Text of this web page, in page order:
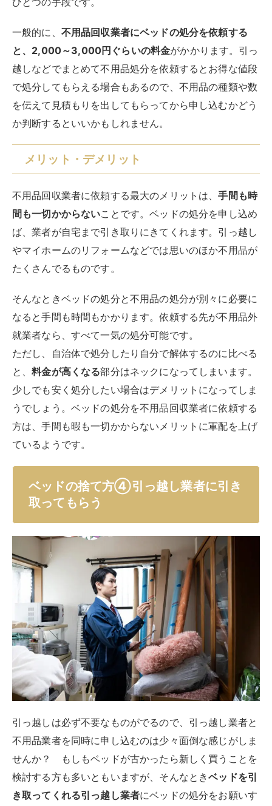
一般的に、 不用品回収業者にベッドの処分を依頼する
と、2,000～3,000円ぐらいの料金がかかります。引っ
越しなどでまとめて不用品処分を依頼するとお得な値段
で処分してもらえる場合もあるので、不用品の種類や数
を伝えて見積もりを出してもらってから申し込むかどう
か判断するといいかもしれません。
メリット・デメリット
不用品回収業者に依頼する最大のメリットは、手間も時
間も一切かからないことです。ベッドの処分を申し込め
ば、業者が自宅まで引き取りにきてくれます。引っ越し
やマイホームのリフォームなどでは思いのほか不用品が
たくさんでるものです。
そんなときベッドの処分と不用品の処分が別々に必要に
なると手間も時間もかかります。依頼する先が不用品外
就業者なら、すべて一気の処分可能です。
ただし、自治体で処分したり自分で解体するのに比べる
と、料金が高くなる部分はネックになってしまいます。
少しでも安く処分したい場合はデメリットになってしま
うでしょう。ベッドの処分を不用品回収業者に依頼する
方は、手間も暇も一切かからないメリットに軍配を上げ
ているようです。
ベッドの捨て方④引っ越し業者に引き
取ってもらう
引っ越しは必ず不要なものがでるので、引っ越し業者と
不用品業者を同時に申し込むのは少々面倒な感じがしま
せんか？ もしもベッドが古かったら新しく買うことを
検討する方も多いともいますが、そんなときベッドを引
き取ってくれる引っ越し業者にベッドの処分をお願いす